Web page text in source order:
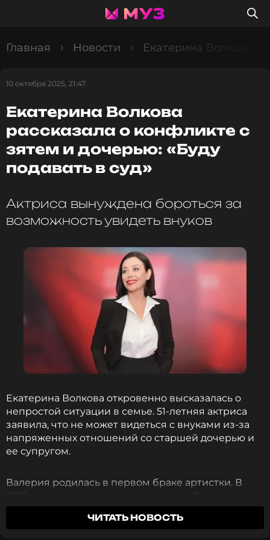
Главная Новости Екатерина Волкова
10 октября 2025, 21:47
Екатерина Волкова
рассказала о конфликте с
зятем и дочерью: «Буду
подавать в суд»
Актриса вынуждена бороться за
возможность увидеть внуков
Екатерина Волкова откровенно высказалась о
непростой ситуации в семье. 51-летняя актриса
заявила, что не может видеться с внуками из-за
напряженных отношений со старшей дочерью и
ее супругом.
Валерия родилась в первом браке артистки. В
через два года на свет появился второй мальчик
Платон, а совсем недавно семья пополнилась
ЧИТАТЬ НОВОСТЬ